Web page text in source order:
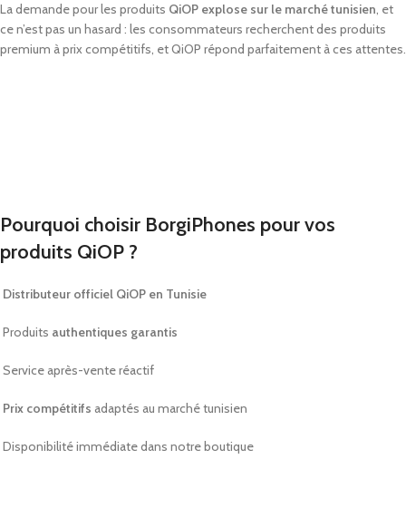
Lademandepourles produits QiOP explose sur le marchétunisien, et
cen’estpas un hasard : les consommateurs recherchentdes produits
premium àprixcompétitifs, etQiOP répond parfaitement àces attentes.
Pourquoi choisir BorgiPhones pourvos
produits QiOP ?
Distributeur officiel QiOP en Tunisie
Produits authentiques garantis
Service après-venteréactif
Prix compétitifs adaptés au marchétunisien
Disponibilitéimmédiatedans notreboutique